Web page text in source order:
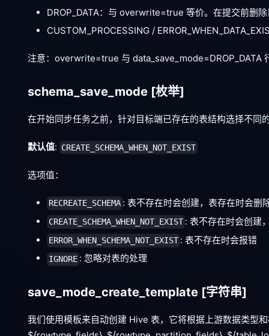
DROP_DATA：与 overwrite=true 等价。在提交前删
CUSTOM_PROCESSING /
注意：overwrite=true 与 data_save_mode=DROP_DATA
schema_save_mode [枚举]
在开始同步任务之前，针对目标端已存在的表结构选择不同
默认值: CREATE_SCHEMA_WHEN_NOT_EXIST
选项值：
RECREATE_SCHEMA : 表不存在时会创建，表存在时会删
CREATE_SCHEMA_WHEN_NOT_EXIST : 表不存在时会创建
ERROR_WHEN_SCHEMA_NOT_EXIST : 表不存在时会报错
IGNORE : 忽略对表的处理
save_mode_create_template [字符串]
我们使用模板来自动创建 Hive 表，它将根据上游数据类型